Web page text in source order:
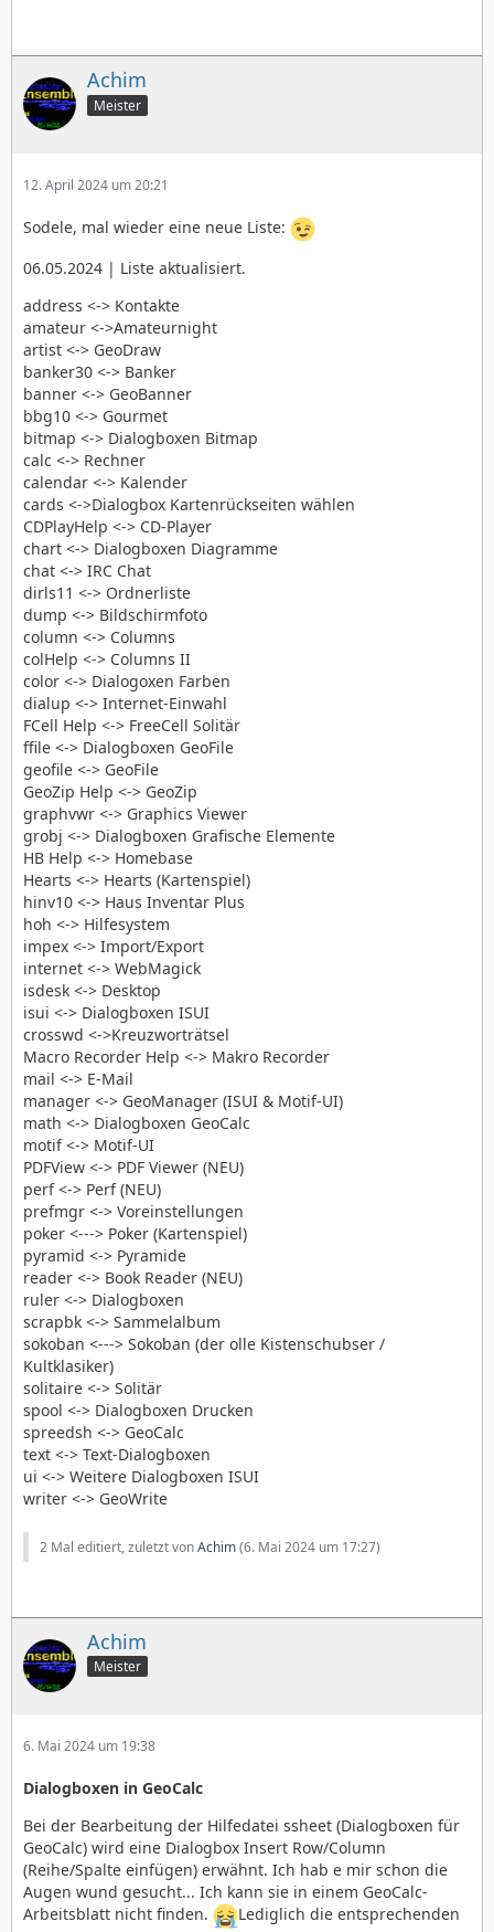
Achim
Meister
12. April 2024 um 20:21
Sodele, mal wieder eine neue Liste:
06.05.2024 | Liste aktualisiert.
address <-> Kontakte
amateur <->Amateurnight
artist <-> GeoDraw
banker30 <-> Banker
banner <-> GeoBanner
bbg10 <-> Gourmet
bitmap <-> Dialogboxen Bitmap
calc <-> Rechner
calendar <-> Kalender
cards <->Dialogbox Kartenrückseiten wählen
CDPlayHelp <-> CD-Player
chart <-> Dialogboxen Diagramme
chat <-> IRC Chat
dirls11 <-> Ordnerliste
dump <-> Bildschirmfoto
column <-> Columns
colHelp <-> Columns II
color <-> Dialogoxen Farben
dialup <-> Internet-Einwahl
FCell Help <-> FreeCell Solitär
ffile <-> Dialogboxen GeoFile
geofile <-> GeoFile
GeoZip Help <-> GeoZip
graphvwr <-> Graphics Viewer
grobj <-> Dialogboxen Grafische Elemente
HB Help <-> Homebase
Hearts <-> Hearts (Kartenspiel)
hinv10 <-> Haus Inventar Plus
hoh <-> Hilfesystem
impex <-> Import/Export
internet <-> WebMagick
isdesk <-> Desktop
isui <-> Dialogboxen ISUI
crosswd <->Kreuzworträtsel
Macro Recorder Help <-> Makro Recorder
mail <-> E-Mail
manager <-> GeoManager (ISUI & Motif-UI)
math <-> Dialogboxen GeoCalc
motif <-> Motif-UI
PDFView <-> PDF Viewer (NEU)
perf <-> Perf (NEU)
prefmgr <-> Voreinstellungen
poker <---> Poker (Kartenspiel)
pyramid <-> Pyramide
reader <-> Book Reader (NEU)
ruler <-> Dialogboxen
scrapbk <-> Sammelalbum
sokoban <---> Sokoban (der olle Kistenschubser /
Kultklasiker)
solitaire <-> Solitär
spool <-> Dialogboxen Drucken
spreedsh <-> GeoCalc
text <-> Text-Dialogboxen
ui <-> Weitere Dialogboxen ISUI
writer <-> GeoWrite
2 Mal editiert, zuletzt vonAchim(6. Mai 2024 um 17:27)
Achim
Meister
6. Mai 2024 um 19:38
Dialogboxen in GeoCalc
Bei der Bearbeitung der Hilfedatei ssheet (Dialogboxen für
GeoCalc) wird eine Dialogbox Insert Row/Column
(Reihe/Spalte einfügen) erwähnt. Ich hab e mir schon die
Augen wund gesucht... Ich kann sie in einem GeoCalc-
Arbeitsblatt nicht finden.
Lediglich die entsprechenden